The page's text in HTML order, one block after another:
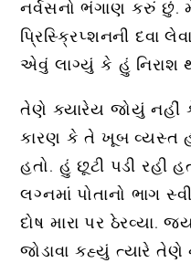
નર્વસનો ભંગાણ કરું છું.
પ્રિસ્ક્રિપ્શનની દવા
એવું લાગ્યું કે હું
તેણે ક્યારેય જોયું નહીં
કારણ કે તે ખૂબ વ્યસ્ત
હતો. હું છૂટી પડી રહી
લગ્નમાં પોતાનો ભાગ
દોષ મારા પર ઠેરવ્યા.
જોડાવા કહ્યું ત્યારે